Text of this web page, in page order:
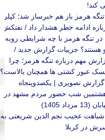
کند!
تنگه هرمز باز هم خبرساز شد؛ کپلر
ادامه خطر هشدار داد / نفتکش
در تنگه هرمز با چه شرایطی روبه
هستند؟ جزییات گزارش جدید /
مهم درباره تنگه هرمز؛ چرا
عبور کشتی ها همچنان بالاست؟
گزارش تصویری | یکصدوپنجاه
شب حضور مردم مشهد در
(13 مرداد 1405)
شباهت عجیب نجم الدین شریعتی به
در کربلا